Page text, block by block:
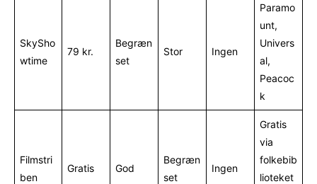
SkySho
wtime
79 kr.
Begræn
set
Stor Ingen
Paramo
unt,
Univers
al,
Peacoc
k
Filmstri
ben
Gratis God
Begræn
set
Ingen
Gratis
via
folkebib
lioteket